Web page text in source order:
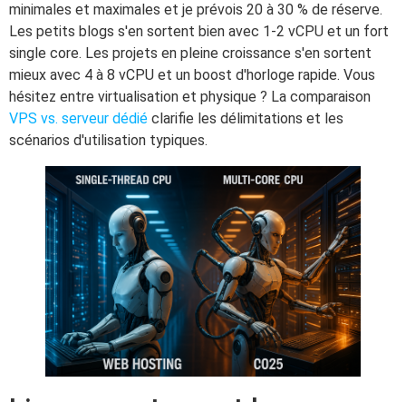
minimales et maximales et je prévois 20 à 30 % de réserve.
Les petits blogs s'en sortent bien avec 1-2 vCPU et un fort
single core. Les projets en pleine croissance s'en sortent
mieux avec 4 à 8 vCPU et un boost d'horloge rapide. Vous
hésitez entre virtualisation et physique ? La comparaison
VPS vs. serveur dédié clarifie les délimitations et les
scénarios d'utilisation typiques.